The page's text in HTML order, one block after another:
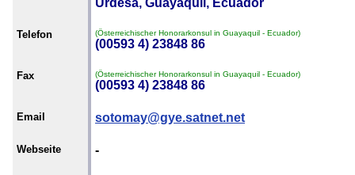
Urdesa, Guayaquil, Ecuador
Telefon (Österreichischer Honorarkonsul in Guayaquil - Ecuador)
(00593 4) 23848 86
Fax (Österreichischer Honorarkonsul in Guayaquil - Ecuador)
(00593 4) 23848 86
Email sotomay@gye.satnet.net
Webseite -